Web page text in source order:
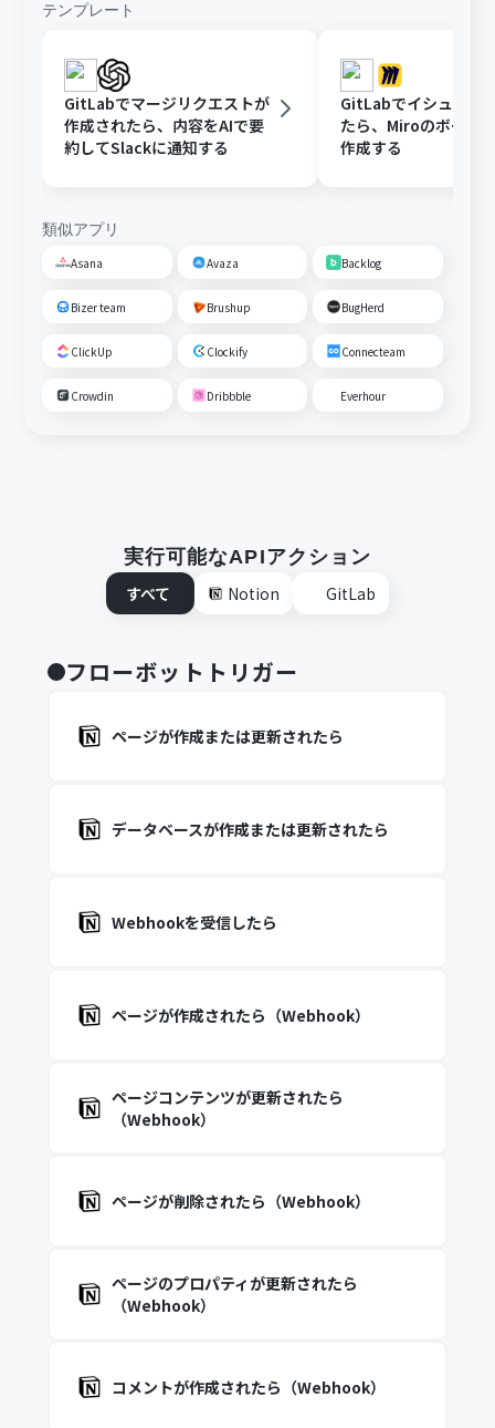
テンプレート
GitLabでマージリクエストが
作成されたら、内容をAIで要
約してSlackに通知する
GitLabでイシューが
たら、Miroのボード
作成する
類似アプリ
Asana Avaza Backlog
Bizer team Brushup BugHerd
ClickUp Clockify Connecteam
Crowdin Dribbble Everhour
実行可能なAPIアクション
すべて
Notion GitLab
フローボットトリガー
ページが作成または更新されたら
データベースが作成または更新されたら
Webhookを受信したら
ページが作成されたら（Webhook）
ページコンテンツが更新されたら
（Webhook）
ページが削除されたら（Webhook）
ページのプロパティが更新されたら
（Webhook）
コメントが作成されたら（Webhook）